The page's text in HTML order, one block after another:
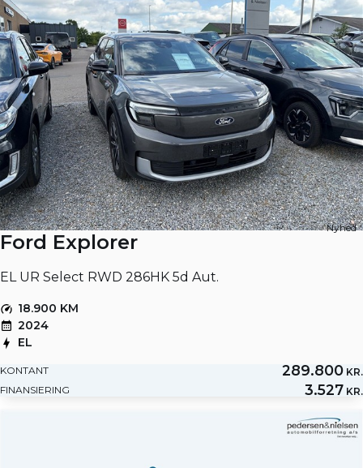
Nyhed
Ford Explorer
EL UR Select RWD 286HK 5d Aut.
18.900 KM
2024
EL
KONTANT 289.800 KR.
FINANSIERING
3.527 KR.